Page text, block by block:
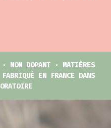
NON DOPANT · MATIÈRES
EN FRANCE DANS